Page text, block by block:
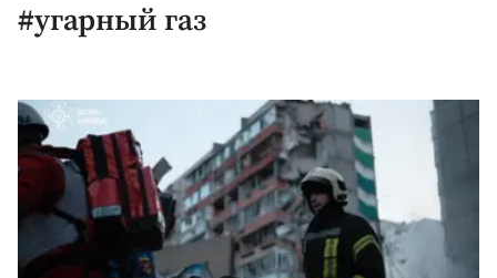
Видео
Выборы 2025
#угарный газ